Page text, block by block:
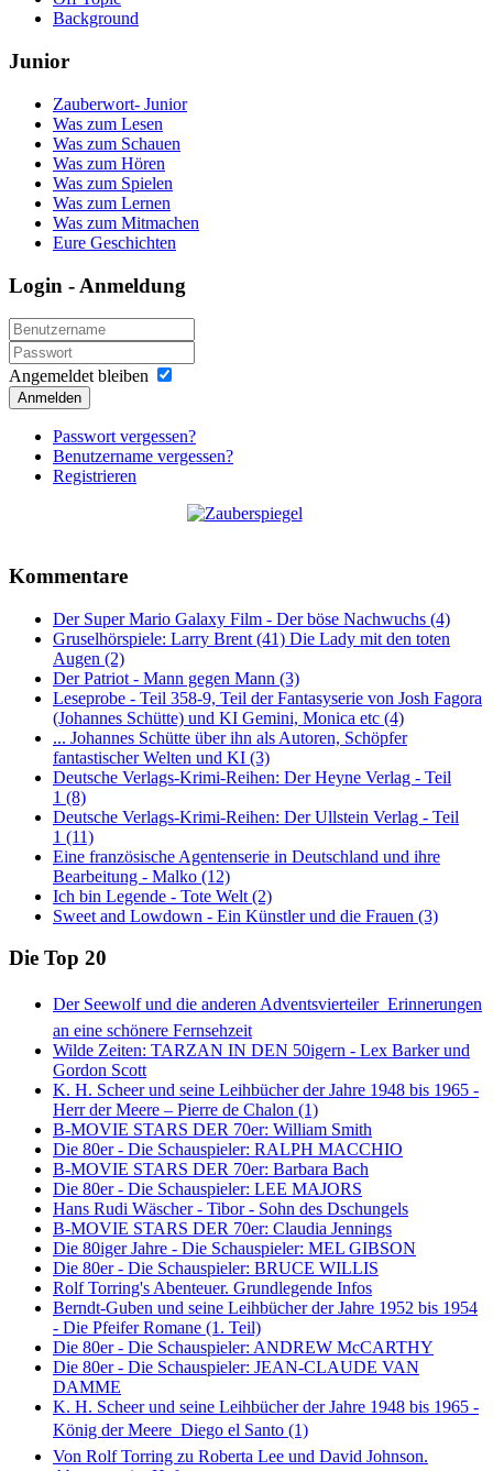
Background
Junior
Zauberwort- Junior
Was zum Lesen
Was zum Schauen
Was zum Hören
Was zum Spielen
Was zum Lernen
Was zum Mitmachen
Eure Geschichten
Login - Anmeldung
Angemeldet bleiben
Anmelden
Passwort vergessen?
Benutzername vergessen?
Registrieren
Kommentare
Der Super Mario Galaxy Film - Der böse Nachwuchs (4)
Gruselhörspiele: Larry Brent (41) Die Lady mit den toten
Augen (2)
Der Patriot - Mann gegen Mann (3)
Leseprobe - Teil 358-9, Teil der Fantasyserie von Josh Fagora
(Johannes Schütte) und KI Gemini, Monica etc (4)
... Johannes Schütte über ihn als Autoren, Schöpfer
fantastischer Welten und KI (3)
Deutsche Verlags-Krimi-Reihen: Der Heyne Verlag - Teil
1 (8)
Deutsche Verlags-Krimi-Reihen: Der Ullstein Verlag - Teil
1 (11)
Eine französische Agentenserie in Deutschland und ihre
Bearbeitung - Malko (12)
Ich bin Legende - Tote Welt (2)
Sweet and Lowdown - Ein Künstler und die Frauen (3)
Die Top 20
Der Seewolf und die anderen Adventsvierteiler  Erinnerungen
an eine schönere Fernsehzeit
Wilde Zeiten: TARZAN IN DEN 50igern - Lex Barker und
Gordon Scott
K. H. Scheer und seine Leihbücher der Jahre 1948 bis 1965 -
Herr der Meere – Pierre de Chalon (1)
B-MOVIE STARS DER 70er: William Smith
Die 80er - Die Schauspieler: RALPH MACCHIO
B-MOVIE STARS DER 70er: Barbara Bach
Die 80er - Die Schauspieler: LEE MAJORS
Hans Rudi Wäscher - Tibor - Sohn des Dschungels
B-MOVIE STARS DER 70er: Claudia Jennings
Die 80iger Jahre - Die Schauspieler: MEL GIBSON
Die 80er - Die Schauspieler: BRUCE WILLIS
Rolf Torring's Abenteuer. Grundlegende Infos
Berndt-Guben und seine Leihbücher der Jahre 1952 bis 1954
- Die Pfeifer Romane (1. Teil)
Die 80er - Die Schauspieler: ANDREW McCARTHY
Die 80er - Die Schauspieler: JEAN-CLAUDE VAN
DAMME
K. H. Scheer und seine Leihbücher der Jahre 1948 bis 1965 -
König der Meere  Diego el Santo (1)
Von Rolf Torring zu Roberta Lee und David Johnson.